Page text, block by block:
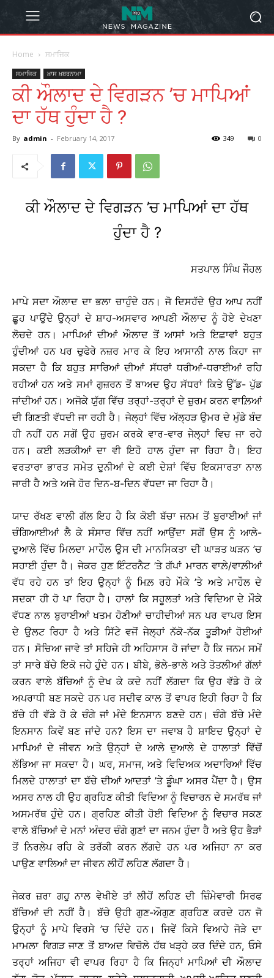
Home ਸਮਾਜਿਕ
ਸਮਾਜਿਕ ਖ਼ਾਸ ਖ਼ਬਰਨਾਮਾ
ਕੀ ਔਲਾਦ ਦੇ ਵਿਗੜਨ ’ਚ ਮਾਪਿਆਂ
ਦਾ ਹੱਥ ਹੁੰਦਾ ਹੈ ?
By admin - February 14, 2017 0
349
ਕੀ ਔਲਾਦ ਦੇ ਵਿਗੜਨ ’ਚ ਮਾਪਿਆਂ ਦਾ ਹੱਥ
ਹੁੰਦਾ ਹੈ ?
ਸਤਪਾਲ ਸਿੰਘ ਜੌਹਲ
ਮਾਪੇ ਸਦਾ ਔਲਾਦ ਦਾ ਭਲਾ ਚਾਹੁੰਦੇ ਹਨ। ਜੋ ਦਿਸਹੱਦੇ ਉਹ ਆਪ ਨਹੀਂ
ਛੂਹ ਪਾਉਂਦੇ ਉਨ੍ਹਾਂ ਦੇ ਸ਼ਾਹ-ਅਸਵਾਰ ਆਪਣੀ ਔਲਾਦ ਨੂੰ ਹੋਏ ਦੇਖਣਾ
ਲੋਚਦੇ ਹਨ। ਮਾਪਿਆਂ ਦੀਆਂ ਔਲਾਦ ਤੋਂ ਆਸਾਂ ਅਤੇ ਇਛਾਵਾਂ ਬਹੁਤ
ਹੁੰਦੀਆਂ ਹਨ ਪਰ ਚੁਫੇਰੇ ਨਜ਼ਰ ਮਾਰ ਕੇ ਇਹ ਆਸਾਨੀ ਨਾਲ ਕਿਹਾ ਜਾ
ਸਕਦਾ ਹੈ ਕਿ ਬਹੁਤ ਸਾਰਿਆਂ ਦੀਆਂ ਸੱਧਰਾਂ ਧਰੀਆਂ-ਧਰਾਈਆਂ ਰਹਿ
ਰਹੀਆਂ ਹਨ ਅਤੇ ਸਮਾਂ ਗੁਜ਼ਰਨ ਤੋਂ ਬਾਅਦ ਉਹ ਸੱਧਰਾਂ ਕਿਤੇ ਉੱਡ- ਪੁੱਡ
ਜਾਂਦੀਆਂ ਹਨ। ਅਜੋਕੇ ਯੁੱਗ ਵਿੱਚ ਤਰ੍ਹਾਂ-ਤਰ੍ਹਾਂ ਦੇ ਜ਼ੁਰਮ ਕਰਨ ਵਾਲ਼ਿਆਂ
ਦੀ ਗਿਣਤੀ ਵੱਧਦੀ ਜਾ ਰਹੀ ਹੈ। ਜੇਲ੍ਹਾਂ ਵਿੱਚ ਅੱਲ੍ਹੜ ਉਮਰ ਦੇ ਮੁੰਡੇ ਬੰਦ
ਹੀ ਨਹੀਂ ਹਨ ਸਗੋਂ ਉਹ ਜ਼ੁਰਮ ਕਰਕੇ ਵਾਰ-ਵਾਰ ਜੇਲ੍ਹਾਂ ਵਿਚ ਜਾ ਰਹੇ
ਹਨ। ਕਈ ਲੜਕੀਆਂ ਦਾ ਵੀ ਇਹੋ ਹਾਲ ਹੁੰਦਾ ਜਾ ਰਿਹਾ ਹੈ। ਇਹ
ਵਰਤਾਰਾ ਭਾਰਤ ਸਮੇਤ ਦੁਨੀਆਂ ਦੇ ਕਈ ਦੇਸ਼ਾਂ ਵਿੱਚ ਇਕਸਾਰਤਾ ਨਾਲ
ਜਾਰੀ ਹੈ ਅਤੇ ਅਜੇ ਹੋਰ ਦਿਨ-ਬ-ਦਿਨ ਵੱਧਦਾ ਜਾ ਰਿਹਾ ਹੈ।
ਯਾਦ ਰੱਖਣ ਵਾਲੀ ਗੱਲ ਇਹ ਹੈ ਕਿ ਕੋਈ ਬੱਚਾ ਜਨਮ ਤੋਂ ਬੁਰਾਈਆਂ ਜਾਂ
ਚੰਗਿਆਈਆਂ ਲੈ ਕੇ ਸੰਸਾਰ ਵਿੱਚ ਨਹੀਂ ਆਉਂਦਾ ਸਗੋਂ ਉਸ ਨੂੰ ਆਲੇ-
ਦੁਆਲੇ ਵਿੱਚ ਮਿਲਦਾ ਮਾਹੌਲ ਉਸ ਦੀ ਮਾਨਸਿਕਤਾ ਦੀ ਘਾੜਤ ਘੜਨ ’ਚ
ਸਹਾਈ ਹੁੰਦਾ ਹੈ। ਜੇਕਰ ਹੁਣ ਇੰਟਰਨੈਟ ’ਤੇ ਗੱਪਾਂ ਮਾਰਨ ਵਾਲ਼ੇ/ਵਾਲ਼ੀਆਂ
ਵੱਧ ਰਹੇ ਹਨ ਤਾਂ ਇਹ ਉਨ੍ਹਾਂ ਨੂੰ ਮਿਲ਼ ਰਹੇ ਮੌਕੇ ’ਤੇ ਅਤੇ ਮਾਹੌਲ ਦੇ
ਸਦਕਾ ਹੀ ਹੋ ਪਾ ਰਿਹਾ ਹੈ। ਹਾਲਾਂ ਕਿ ਸਹੂਲਤਾਂ ਅਤੇ ਵਿਦਿਆ ਦੇ ਮੌਕੇ
ਵੱਧਣ ਨਾਲ ਬੁਰਾਈਆਂ ਖਤਮ ਹੋਣੀਆਂ ਚਾਹੀਦੀਆਂ ਸਨ ਪਰ ਵਾਪਰ ਇਸ
ਦੇ ਉਲਟ ਰਿਹਾ ਹੈ ਅਤੇ ਸਿੱਟੇ ਵਜੋਂ ਜੇਲ੍ਹਾਂ ਨੱਕੋ-ਨੱਕ ਤੂੜੀਆਂ ਹੋਈਆਂ
ਹਨ। ਸੋਚਿਆ ਜਾਵੇ ਤਾਂ ਸਹਿਜੇ ਹੀ ਅਹਿਸਾਸ ਹੋ ਜਾਂਦਾ ਹੈ ਕਿ ਜਨਮ ਸਮੇਂ
ਤਾਂ ਸਾਰੇ ਬੱਚੇ ਇਕੋ ਜਹੇ ਹੁੰਦੇ ਹਨ। ਬੀਬੇ, ਭੋਲੇ-ਭਾਲੇ ਅਤੇ ਤੋਤਲੀਆਂ ਗੱਲਾਂ
ਕਰਨ ਵਾਲੇ ਬੱਚਿਆਂ ਨੂੰ ਦੇਖ ਕੇ ਕਦੇ ਨਹੀਂ ਲੱਗਦਾ ਕਿ ਉਹ ਵੱਡੇ ਹੋ ਕੇ
ਅਪਰਾਧੀ ਬਣ ਸਕਦੇ ਹਨ ਪਰ ਸਦੀਵ ਕਾਲ ਤੋਂ ਵਾਪਰ ਇਹੀ ਰਿਹਾ ਹੈ ਕਿ
ਬੱਚੇ ਹੀ ਵੱਡੇ ਹੋ ਕੇ ਚੰਗੇ ਜਾਂ ਮੰਦੇ ਇਨਸਾਨ ਬਣਦੇ ਹਨ। ਚੰਗੇ ਬੱਚੇ ਮੰਦੇ
ਇਨਸਾਨ ਕਿਵੇਂ ਬਣ ਜਾਂਦੇ ਹਨ? ਇਸ ਦਾ ਜਵਾਬ ਹੈ ਸ਼ਾਇਦ ਉਨ੍ਹਾਂ ਦੇ
ਮਾਪਿਆਂ ਦੇ ਜੀਵਨ ਅਤੇ ਉਨ੍ਹਾਂ ਦੇ ਆਲੇ ਦੁਆਲੇ ਦੇ ਹਾਲਾਤਾਂ ਵਿੱਚੋਂ
ਲੱਭਿਆ ਜਾ ਸਕਦਾ ਹੈ। ਘਰ, ਸਮਾਜ, ਅਤੇ ਵਿਦਿਅਕ ਅਦਾਰਿਆਂ ਵਿੱਚ
ਮਿਲਦੇ ਹਾਲਾਤਾਂ ਦਾ ਬੱਚੇ ਦੀਆਂ ਆਦਤਾਂ ’ਤੇ ਡੂੰਘਾ ਅਸਰ ਪੈਂਦਾ ਹੈ। ਉਸ
ਅਸਰ ਨਾਲ ਹੀ ਉਹ ਗ੍ਰਹਿਣ ਕੀਤੀ ਵਿਦਿਆ ਨੂੰ ਵਿਚਾਰਨ ਦੇ ਸਮਰੱਥ ਜਾਂ
ਅਸਮਰੱਥ ਹੁੰਦੇ ਹਨ। ਗ੍ਰਹਿਣ ਕੀਤੀ ਹੋਈ ਵਿਦਿਆ ਨੂੰ ਵਿਚਾਰ ਸਕਣ
ਵਾਲੇ ਬੱਚਿਆਂ ਦੇ ਮਨਾਂ ਅੰਦਰ ਚੰਗੇ ਗੁਣਾਂ ਦਾ ਜਨਮ ਹੁੰਦਾ ਹੈ ਅਤੇ ਉਹ ਭੈੜਾਂ
ਤੋਂ ਨਿਰਲੇਪ ਰਹਿ ਕੇ ਤਰੱਕੀ ਕਰਨ ਲੱਗਦੇ ਹਨ ਪਰ ਅਜਿਹਾ ਨਾ ਕਰ
ਪਾਉਣ ਵਾਲਿਆਂ ਦਾ ਜੀਵਨ ਲੀਹੋਂ ਲਹਿਣ ਲੱਗਦਾ ਹੈ।
ਜੇਕਰ ਜ਼ਰਾ ਗਹੁ ਨਾਲ ਵੇਖੀਏ ਤਾਂ ਲੀਹੋਂ ਲਹਿਣ ਦੀ ਜ਼ਿੰਮੇਵਾਰੀ ਸਿਰਫ
ਬੱਚਿਆਂ ਦੀ ਨਹੀਂ ਹੈ। ਬੱਚੇ ਉਹੀ ਗੁਣ-ਔਗੁਣ ਗ੍ਰਹਿਣ ਕਰਦੇ ਹਨ ਜੋ
ਉਨ੍ਹਾਂ ਨੂੰ ਮਾਪੇ ਵਿਰਸੇ ’ਚ ਦਿੰਦੇ ਹਨ। ਜਿਵੇਂ ਕਿਸੇ ਵਿਆਹੇ ਜੋੜੇ ਦਾ
ਮਾਮਲਾ ਵਿਗੜ ਜਾਣ ਤੋਂ ਬਾਅਦ ਵਿਚੋਲੇ ਹੱਥ ਖੜ੍ਹੇ ਕਰ ਦਿੰਦੇ ਹਨ, ਓਸੇ
ਤਰ੍ਹਾਂ ਅਜਿਹਾ ਵੀ ਵਾਪਰ ਰਿਹਾ ਹੈ ਕਿ ਜਿਨ੍ਹਾਂ ਮਾਪਿਆਂ ਦੀ ਔਲਾਦ